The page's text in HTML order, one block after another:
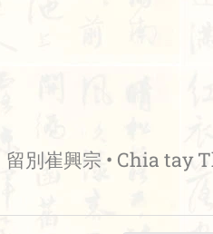
留別崔興宗 • Chia tay